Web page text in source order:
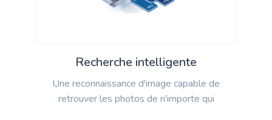
Recherche intelligente
Une reconnaissance d'image capable de
retrouver les photos de n'importe qui